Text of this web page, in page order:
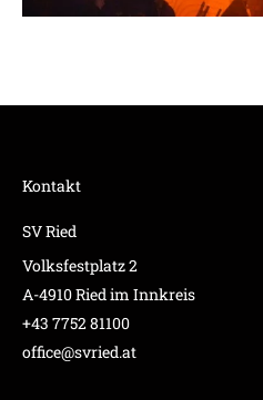
Kontakt
SV Ried
Volksfestplatz 2
A-4910 Ried im Innkreis
+43 7752 81100
office@svried.at